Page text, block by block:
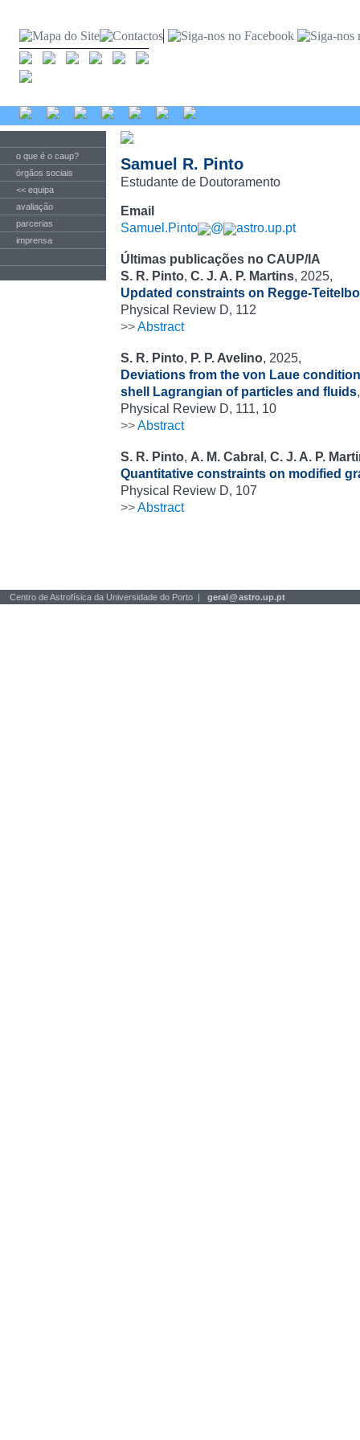
o que é o caup?
órgãos sociais
<< equipa
avaliação
parcerias
imprensa
Samuel R. Pinto
Estudante de Doutoramento
Email
Samuel.Pinto
@ astro.up.pt
Últimas publicações no CAUP/IA
S. R. Pinto, C. J. A. P. Martins, 2025,
Updated constraints on Regge-
Physical Review D, 112
>>Abstract
S. R. Pinto, P. P. Avelino, 2025,
Deviations from the von Laue
shell Lagrangian of particles and fluids,
Physical Review D, 111, 10
>>Abstract
S. R. Pinto, A. M. Cabral , C. J. A. P.
Quantitative constraints on modified
Physical Review D, 107
>>Abstract
Centro de Astrofísica da Universidade do Porto | geral@astro.up.pt